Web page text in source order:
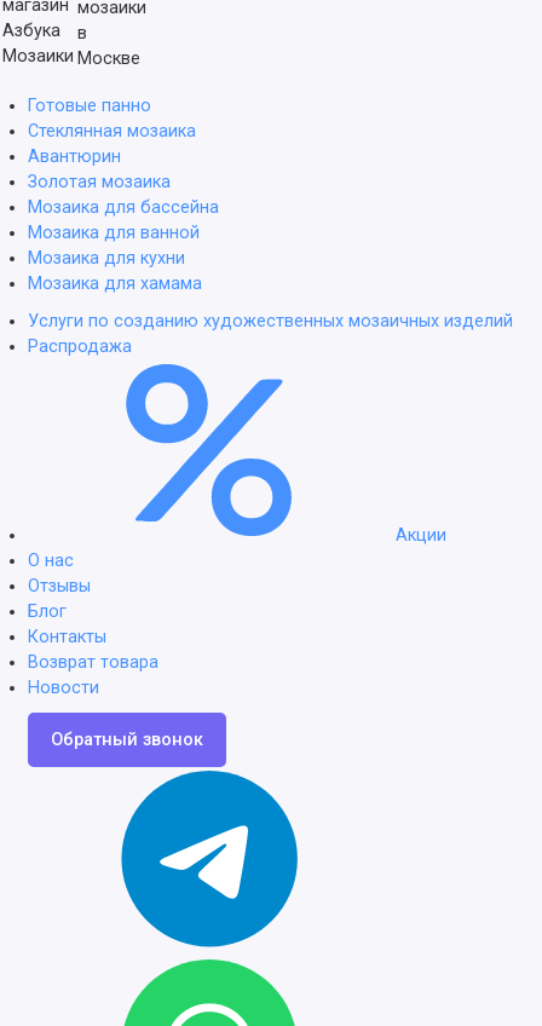
мозаики
в
Москве
Готовые панно
Стеклянная мозаика
Авантюрин
Золотая мозаика
Мозаика для бассейна
Мозаика для ванной
Мозаика для кухни
Мозаика для хамама
Услуги по созданию художественных мозаичных изделий
Распродажа
Акции
О нас
Отзывы
Блог
Контакты
Возврат товара
Новости
Обратный звонок